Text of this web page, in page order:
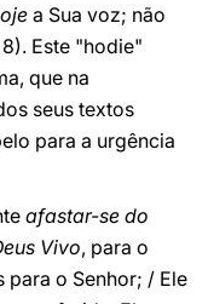
a Sua voz; não
Este "hodie"
que na
seus textos
para a urgência
afastar-se do
Vivo, para o
para o Senhor; / Ele